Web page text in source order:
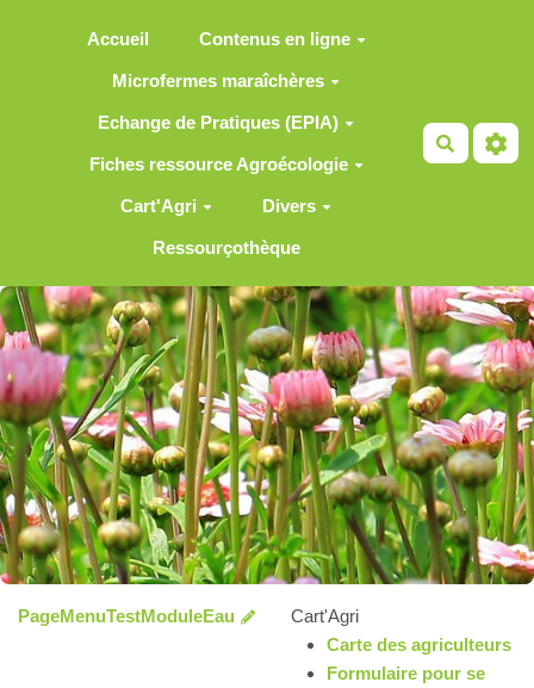
Accueil Contenus en ligne
Microfermes maraîchères
Echange de Pratiques (EPIA)
Fiches ressource Agroécologie
Cart'Agri Divers
Ressourçothèque
PageMenuTestModuleEau
Cart'Agri
Carte des agriculteurs
Formulaire pour se